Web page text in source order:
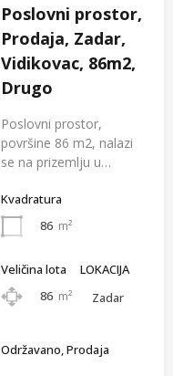
Poslovni prostor,
Prodaja, Zadar,
Vidikovac, 86m2,
Drugo
Poslovni prostor,
površine 86 m2, nalazi
se na prizemlju u…
Kvadratura
86 m²
Veličina lota
86 m²
LOKACIJA
Zadar
Održavano, Prodaja